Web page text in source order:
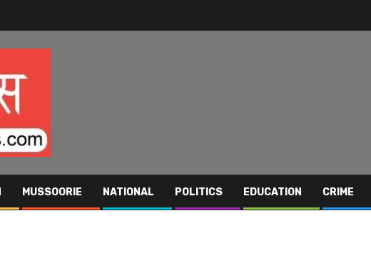
MUSSOORIE NATIONAL POLITICS EDUCATION CRIME